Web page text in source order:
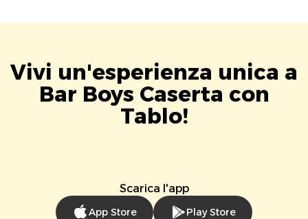
Vivi un'esperienza unica a
Bar Boys Caserta con
Tablo!
Scarica l'app
App Store Play Store